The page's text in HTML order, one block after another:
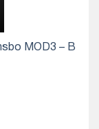
MOD3 – B